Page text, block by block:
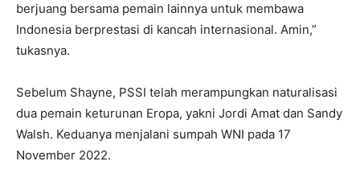
berjuang bersama pemain lainnya untuk membawa
Indonesia berprestasi di kancah internasional. Amin,”
tukasnya.
Sebelum Shayne, PSSI telah merampungkan naturalisasi
dua pemain keturunan Eropa, yakni Jordi Amat dan Sandy
Walsh. Keduanya menjalani sumpah WNI pada 17
November 2022.